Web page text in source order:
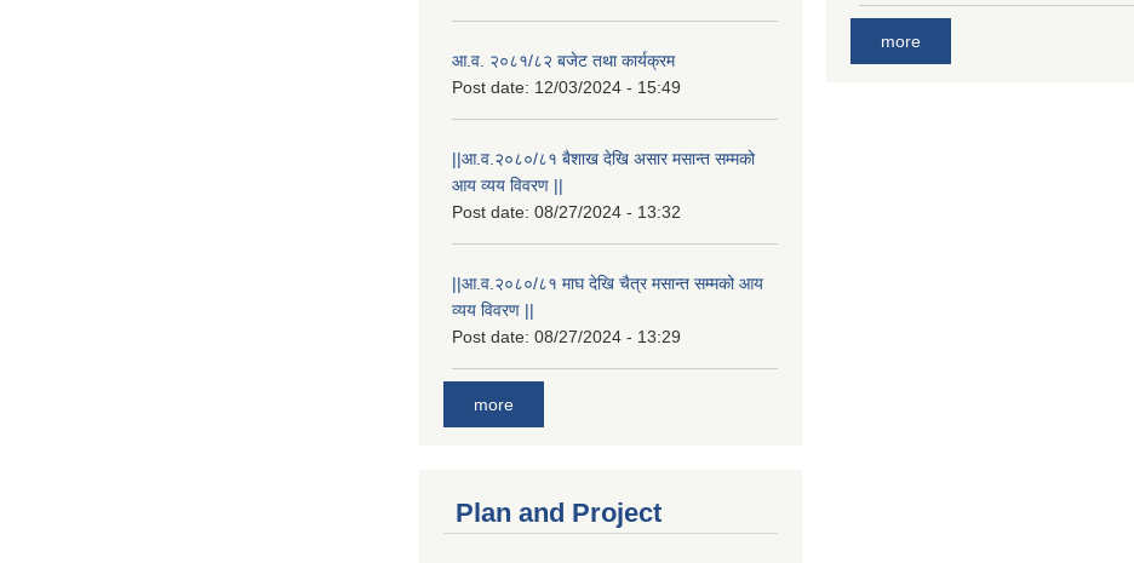
आ.व. २०८१/८२ बजेट तथा कार्यक्रम
Post date: 12/03/2024 - 15:49
||आ.व.२०८०/८१ बैशाख देखि असार मसान्त सम्मको
आय व्यय विवरण ||
Post date: 08/27/2024 - 13:32
||आ.व.२०८०/८१ माघ देखि चैत्र मसान्त सम्मको आय
व्यय विवरण ||
Post date: 08/27/2024 - 13:29
more
Plan and Project
more